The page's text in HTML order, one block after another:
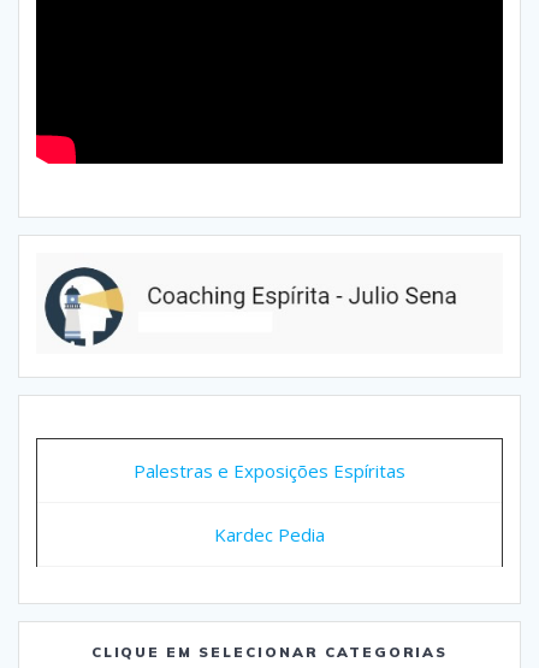
Palestras e Exposições Espíritas
Kardec Pedia
CLIQUE EM SELECIONAR CATEGORIAS